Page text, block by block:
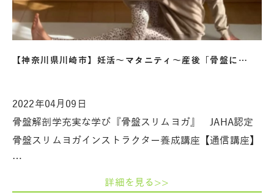
【神奈川県川崎市】妊活～マタニティ～産後「骨盤に…
2022年04月09日
骨盤解剖学充実な学び『骨盤スリムヨガ』 JAHA認定
骨盤スリムヨガインストラクター養成講座【通信講座】
…
詳細を見る>>